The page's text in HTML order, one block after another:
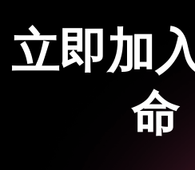
立即加
命